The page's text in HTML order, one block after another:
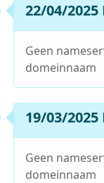
22/04/2025
Geen
domeinnaam
19/03/2025
Geen
domeinnaam